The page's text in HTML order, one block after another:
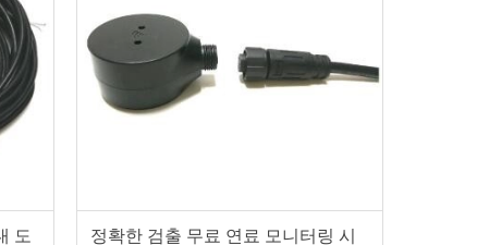
도
정확한 검출 무료 연료 모니터링 시